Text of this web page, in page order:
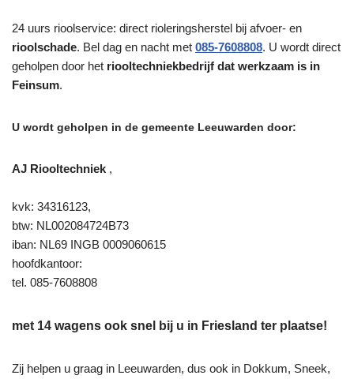
24 uurs rioolservice: direct rioleringsherstel bij afvoer- en
rioolschade. Bel dag en nacht met 085-7608808. U wordt direct
geholpen door het riooltechniekbedrijf dat werkzaam is in
Feinsum.
U wordt geholpen in de gemeente Leeuwarden door:
AJ Riooltechniek ,
kvk: 34316123,
btw: NL002084724B73
iban: NL69 INGB 0009060615
hoofdkantoor:
tel. 085-7608808
met 14 wagens ook snel bij u in Friesland ter plaatse!
Zij helpen u graag in Leeuwarden, dus ook in Dokkum, Sneek,